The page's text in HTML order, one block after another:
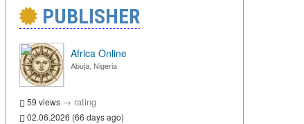
PUBLISHER
Africa Online
Abuja, Nigeria
59 views → rating
02.06.2026 (66 days ago)